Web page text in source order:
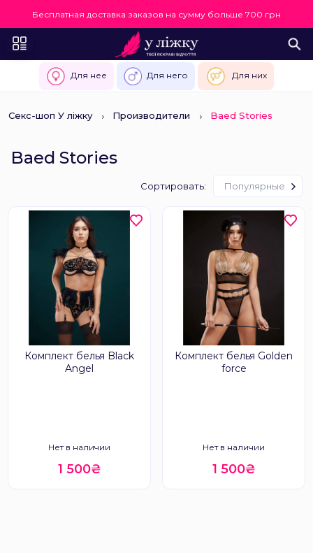
Бесплатная доставка заказов на сумму больше 700 грн
Для нее Для него Для них
Секс-шоп У ліжку Производители Baed Stories
Baed Stories
Сортировать: Популярные
Комплект белья Black
Angel
Нет в наличии
1 500₴
Комплект белья Golden
force
Нет в наличии
1 500₴